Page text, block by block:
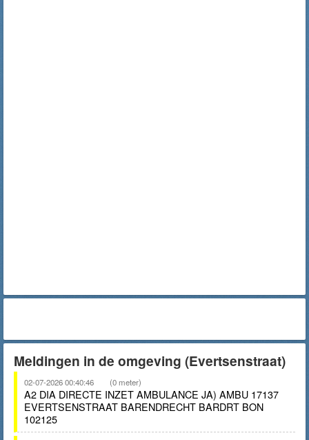
Meldingen in de omgeving (Evertsenstraat)
02-07-2026 00:40:46 (0 meter)
A2 DIA DIRECTE INZET AMBULANCE JA) AMBU 17137
EVERTSENSTRAAT BARENDRECHT BARDRT BON
102125